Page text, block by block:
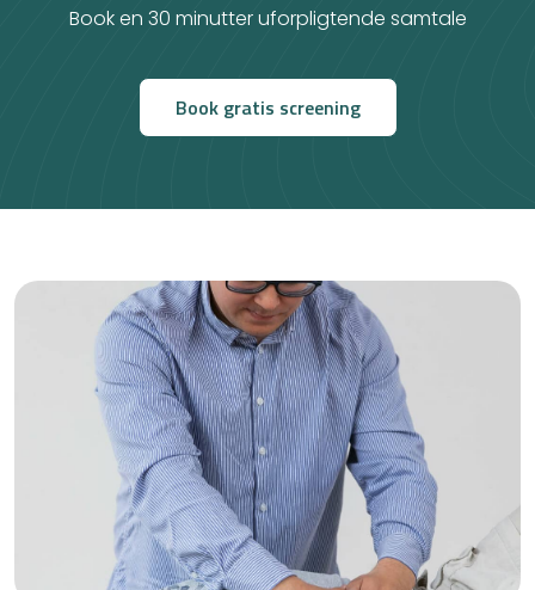
Book en 30 minutter uforpligtende samtale
Book gratis screening